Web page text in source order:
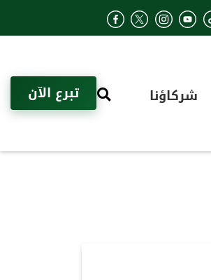
شركاؤنا تبرع الآن